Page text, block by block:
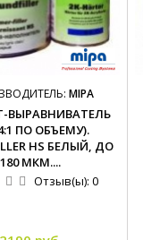
MIPA
ВЫРАВНИВАТЕЛЬ
ПО ОБЪЕМУ).
HS БЕЛЫЙ, ДО
180 МКМ....
Отзыв(ы): 0